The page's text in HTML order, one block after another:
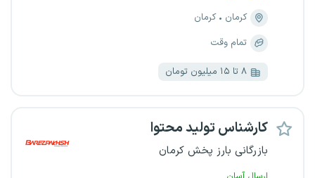
کرمان
کرمان
تمام وقت
۸ تا ۱۵ میلیون تومان
کارشناس تولید محتوا
بازرگانی بارز پخش کرمان